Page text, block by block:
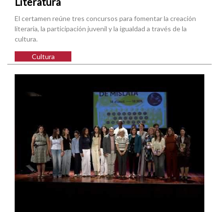
El certamen reúne tres concursos para fomentar la creación
literaria, la participación juvenil y la igualdad a través de la
cultura.
Cultura